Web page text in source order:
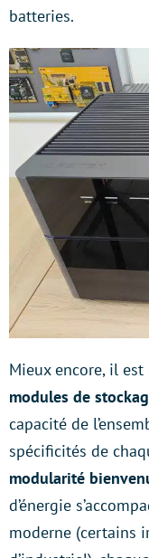
batteries.
Mieux encore, il est
modules de
capacité de
spécificités de
modularité
d’énergie
moderne (certains